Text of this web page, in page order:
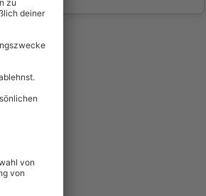
für alle Erlebnisse